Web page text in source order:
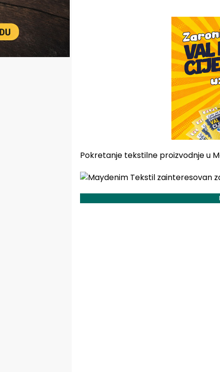
Pokretanje tekstilne proizvodnje u